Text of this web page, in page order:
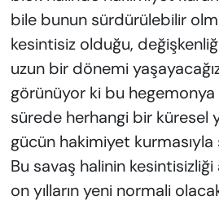
bile bunun sürdürülebilir
kesintisiz olduğu,
uzun bir dönemi
görünüyor ki bu hegemonya
sürede herhangi bir küresel
gücün hakimiyet
Bu savaş halinin
on yılların yeni normali